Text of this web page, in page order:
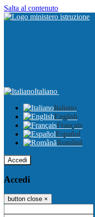
Salta al contenuto
Italiano
Italiano
English
Français
Español
Română
Accedi
Accedi
button close ×